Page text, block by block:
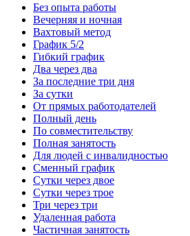
Без опыта работы
Вечерняя и ночная
Вахтовый метод
График 5/2
Гибкий график
Два через два
За последние три дня
За сутки
От прямых работодателей
Полный день
По совместительству
Полная занятость
Для людей с инвалидностью
Сменный график
Сутки через двое
Сутки через трое
Три через три
Удаленная работа
Частичная занятость